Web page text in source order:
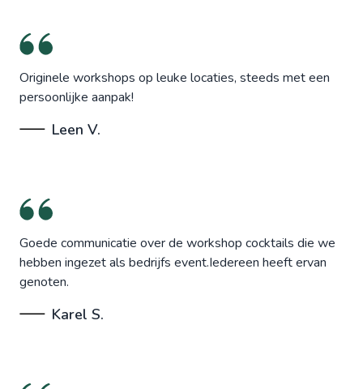
Originele workshops op leuke locaties, steeds met een
persoonlijke aanpak!
Leen V.
Goede communicatie over de workshop cocktails die we
hebben ingezet als bedrijfs event.Iedereen heeft ervan
genoten.
Karel S.